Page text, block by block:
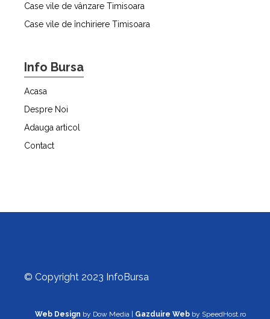
Case vile de vânzare Timisoara
Case vile de închiriere Timisoara
Info Bursa
Acasa
Despre Noi
Adauga articol
Contact
© Copyright 2023 InfoBursa
Web Design by Dow Media | Gazduire Web by SpeedHost.ro